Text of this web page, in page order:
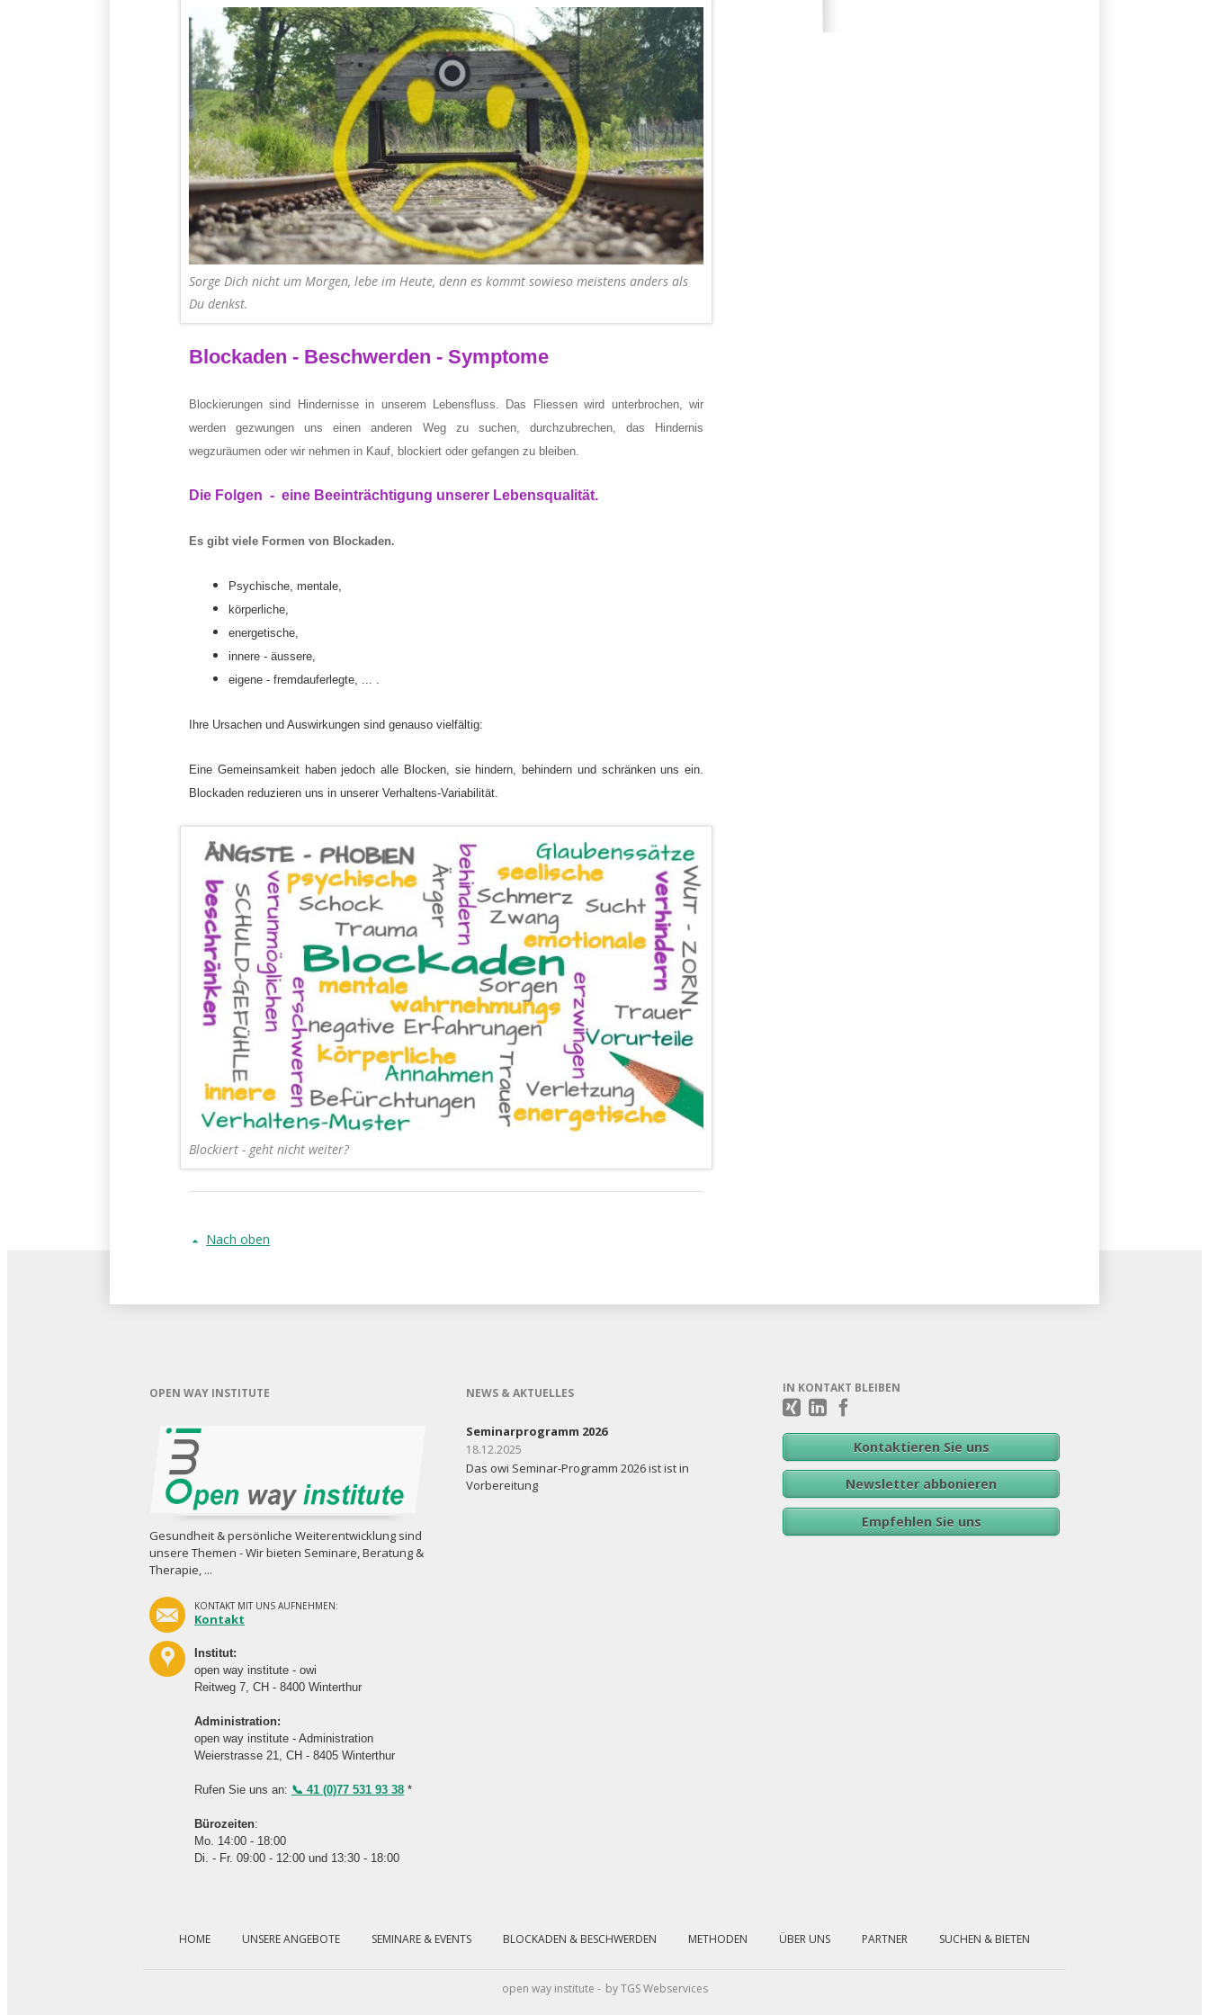
Sorge Dich nicht um Morgen, lebe im Heute, denn es kommt sowieso meistens anders als
Du denkst.
Blockaden - Beschwerden - Symptome
Blockierungen sind Hindernisse in unserem Lebensfluss. Das Fliessen wird unterbrochen, wir
werden gezwungen uns einen anderen Weg zu suchen, durchzubrechen, das Hindernis
wegzuräumen oder wir nehmen in Kauf, blockiert oder gefangen zu bleiben.
Die Folgen - eine Beeinträchtigung unserer Lebensqualität.
Es gibt viele Formen von Blockaden.
Psychische, mentale,
körperliche,
energetische,
innere - äussere,
eigene - fremdauferlegte, ... .
Ihre Ursachen und Auswirkungen sind genauso vielfältig:
Eine Gemeinsamkeit habenjedoch alle Blocken, sie hindern, behindern und schränken uns ein.
Blockaden reduzieren uns in unserer Verhaltens-Variabilität.
Blockiert - geht nicht weiter?
Nach oben
OPEN WAY INSTITUTE
Gesundheit & persönliche Weiterent­wicklung sind
unsere Themen - Wir bieten Seminare, Beratung &
Therapie, ...
KONTAKT MIT UNS AUFNEHMEN:
Kontakt
Institut:
open way institute - owi
Reitweg 7, CH - 8400 Winterthur
Administration:
open way institute - Administration
Weierstrasse 21, CH - 8405 Winterthur
Rufen Sie uns an: 📞 41 (0)77 531 93 38 *
Bürozeiten:
Mo. 14:00 - 18:00
Di. - Fr. 09:00 - 12:00 und 13:30 - 18:00
NEWS & AKTUELLES
Seminarprogramm 2026
18.12.2025
Das owi Seminar-Programm 2026 ist ist in
Vorbereitung
IN KONTAKT BLEIBEN
Kontaktieren Sie uns
Newsletter abbonieren
Empfehlen Sie uns
HOME UNSERE ANGEBOTE SEMINARE & EVENTS BLOCKADEN & BESCHWERDEN METHODEN ÜBER UNS PARTNER SUCHEN & BIETEN
open way institute - by TGS Webservices